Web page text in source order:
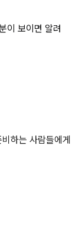
이 보이면 알려
하는 사람들에게